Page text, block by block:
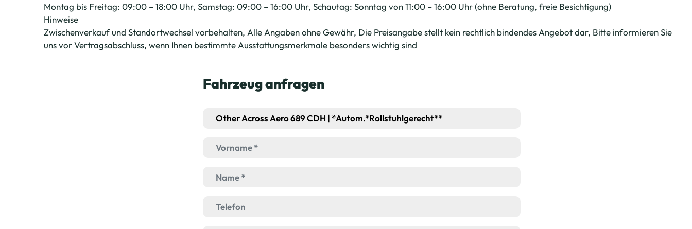
Montag bis Freitag: 09:00 – 18:00 Uhr, Samstag: 09:00 – 16:00 Uhr, Schautag: Sonntag von 11:00 – 16:00 Uhr (ohne Beratung, freie Besichtigung)
Hinweise
Zwischenverkauf und Standortwechsel vorbehalten, Alle Angaben ohne Gewähr, Die Preisangabe stellt kein rechtlich bindendes Angebot dar, Bitte informieren Sie
uns vor Vertragsabschluss, wenn Ihnen bestimmte Ausstattungsmerkmale besonders wichtig sind
Fahrzeug anfragen